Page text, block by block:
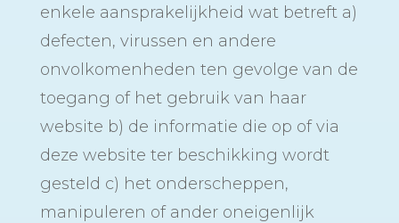
enkele aansprakelijkheid wat betreft a)
defecten, virussen en andere
onvolkomenheden ten gevolge van de
toegang of het gebruik van haar
website b) de informatie die op of via
deze website ter beschikking wordt
gesteld c) het onderscheppen,
manipuleren of ander oneigenlijk